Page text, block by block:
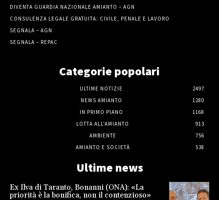
DIVENTA GUARDIA NAZIONALE AMIANTO – AGN
CONSULENZA LEGALE GRATUITA: CIVILE, PENALE E LAVORO
SEGNALA – AGN
SEGNALA – REPAC
Categorie popolari
ULTIME NOTIZIE
2497
NEWS AMIANTO
1280
IN PRIMO PIANO
1168
LOTTA ALL'AMIANTO
913
AMBIENTE
756
AMIANTO E SOCIETÀ
538
Ultime news
Ex Ilva di Taranto, Bonanni (ONA): «La
priorità è la bonifica, non il contenzioso»